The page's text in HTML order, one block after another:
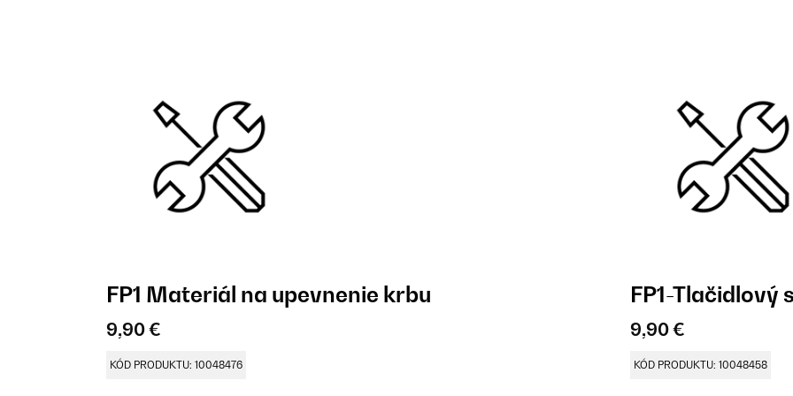
FP1 Materiál na upevnenie krbu
9,90 €
KÓD PRODUKTU: 10048476
FP1-Tlačidlový
9,90 €
KÓD PRODUKTU: 10048458